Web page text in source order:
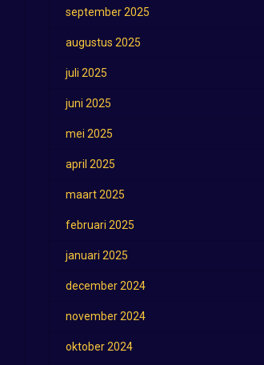
september 2025
augustus 2025
juli 2025
juni 2025
mei 2025
april 2025
maart 2025
februari 2025
januari 2025
december 2024
november 2024
oktober 2024